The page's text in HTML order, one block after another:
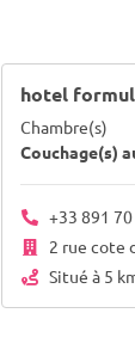
hotel
Chambre(s)
Couchage(s)
+33 891
2 rue cote
Situé à 5